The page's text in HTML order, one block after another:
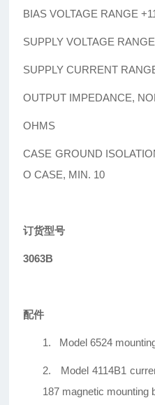
BIAS VOLTAGE RANGE
SUPPLY VOLTAGE
SUPPLY CURRENT
OUTPUT IMPEDANCE,
OHMS
CASE GROUND
O CASE, MIN. 10
订货型号
3063B
配件
1. Model 6524
2.
Model 4114B1
187 magnetic mounting